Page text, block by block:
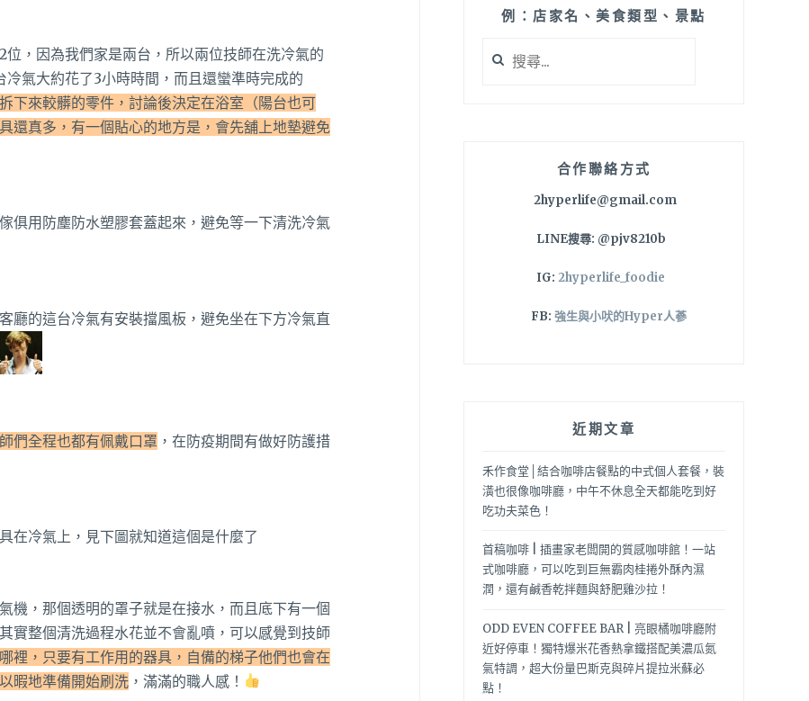
，因為我們家是兩台，所以兩位技師在洗冷氣的
氣大約花了3小時時間，而且還蠻準時完成的
下來較髒的零件，討論後決定在浴室（陽台也可
還真多，有一個貼心的地方是，會先舖上地墊避免
俱用防塵防水塑膠套蓋起來，避免等一下清洗冷氣
廳的這台冷氣有安裝擋風板，避免坐在下方冷氣直
們全程也都有佩戴口罩 ，在防疫期間有做好防護措
在冷氣上，見下圖就知道這個是什麼了
機，那個透明的罩子就是在接水，而且底下有一個
實整個清洗過程水花並不會亂噴，可以感覺到技師
裡，只要有工作用的器具，自備的梯子他們也會在
暇地準備開始刷洗 ，滿滿的職人感！
例：店家名、美食類型、景點
尋
合作聯絡方式
2hyperlife@gmail.com
LINE搜尋: @pjv8210b
IG: 2hyperlife_foodie
FB: 強生與小吠的Hyper人蔘
近期文章
禾作食堂│結合咖啡店餐點的中式個人套餐，裝
潢也很像咖啡廳，中午不休息全天都能吃到好
吃功夫菜色！
首稿咖啡 | 插畫家老闆開的質感咖啡館！一站
式咖啡廳，可以吃到巨無霸肉桂捲外酥內濕
潤，還有鹹香乾拌麵與舒肥雞沙拉！
ODD EVEN COFFEE BAR | 亮眼橘咖啡廳附
近好停車！獨特爆米花香熱拿鐵搭配美濃瓜氮
氣特調，超大份量巴斯克與碎片提拉米蘇必
點！